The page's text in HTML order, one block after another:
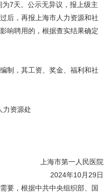
7天。公示无异议，报上级主
后，再报上海市人力资源和社
响聘用的，根据查实结果确定
，其工资、奖金、福利和社
。
资源处
上海市第一人民医院
2024年10月29日
，根据中共中央组织部、国